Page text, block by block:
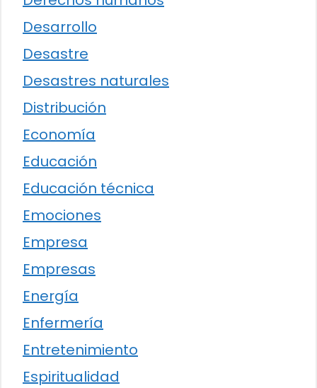
Desarrollo
Desastre
Desastres naturales
Distribución
Economía
Educación
Educación técnica
Emociones
Empresa
Empresas
Energía
Enfermería
Entretenimiento
Espiritualidad